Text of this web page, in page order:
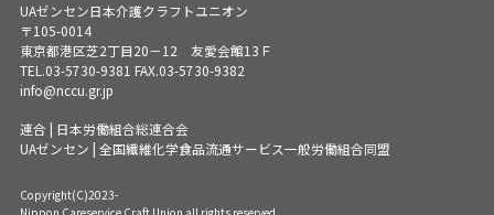
UAゼンセン日本介護クラフトユニオン
〒105-0014
東京都港区芝2丁目20－12 友愛会館13Ｆ
TEL.03-5730-9381 FAX.03-5730-9382
info@nccu.gr.jp
連合 | 日本労働組合総連合会
UAゼンセン | 全国繊維化学食品流通サービス一般労働組合同盟
Copyright(C)2023-